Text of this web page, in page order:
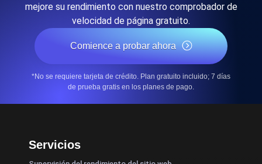
mejore su rendimiento con nuestro comprobador de
velocidad de página gratuito.
Comience a probar ahora
*No se requiere tarjeta de crédito. Plan gratuito incluido; 7 días
de prueba gratis en los planes de pago.
Servicios